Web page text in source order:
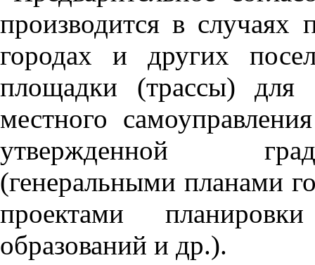
производится в случаях
городах и других
площадки (трассы) для
местного
утвержденной
(генеральными планами
проектами
образований и др.).